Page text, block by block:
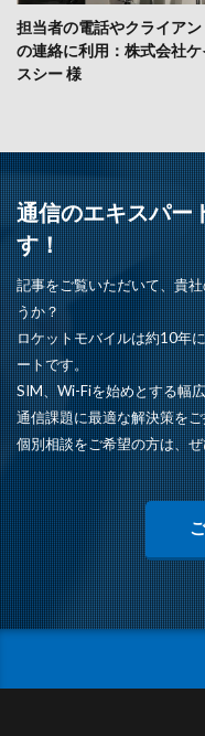
担当者の電話やクライアン
の連絡に利用：株式会社
スシー 様
通信のエキスパー
す！
記事をご覧いただいて、貴
うか？
ロケットモバイルは約10年
ートです。
SIM、Wi-Fiを始めとする幅
通信課題に最適な解決策を
個別相談をご希望の方は、